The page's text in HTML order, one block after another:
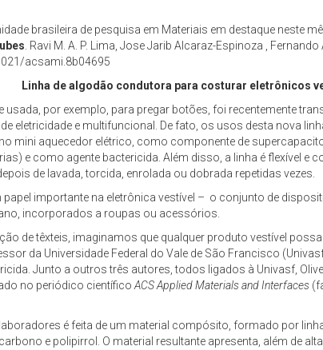
brasileira de pesquisa em Materiais em destaque neste
. Ravi M. A. P. Lima, Jose Jarib Alcaraz-Espinoza ,
acsami.8b04695
Linha de algodão condutora para costurar eletrônicos
usada, por exemplo, para pregar botões, foi recentemente
eletricidade e multifuncional. De fato, os usos desta nova
mini aquecedor elétrico, como componente de
e como agente bactericida. Além disso, a linha é flexível e
de lavada, torcida, enrolada ou dobrada repetidas vezes.
importante na eletrônica vestível – o conjunto de
incorporados a roupas ou acessórios.
de têxteis, imaginamos que qualquer produto vestível
da Universidade Federal do Vale de São Francisco
Junto a outros três autores, todos ligados à Univasf,
no periódico científico ACS Applied Materials and Interfaces
é feita de um material compósito, formado por
e polipirrol. O material resultante apresenta, além de